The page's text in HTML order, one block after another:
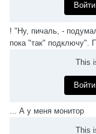
Войти
! "Ну, пичаль, -
пока "так" подключу".
This
Войти
... А у меня монитор
This